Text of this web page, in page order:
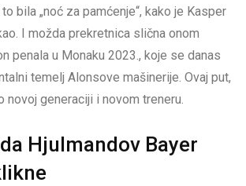
bila „noć za pamćenje“, kako je Kasper
I možda prekretnica slična onom
penala u Monaku 2023., koje se danas
temelj Alonsove mašinerije. Ovaj put,
novoj generaciji i novom treneru.
Hjulmandov Bayer